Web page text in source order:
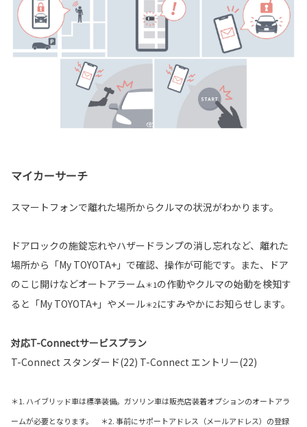
マイカーサーチ
スマートフォンで離れた場所からクルマの状況がわかります。
ドアロックの施錠忘れやハザードランプの消し忘れなど、離れた
場所から「My TOYOTA+」で確認、操作が可能です。また、ドア
のこじ開けなどオートアラーム＊1の作動やクルマの始動を検知す
ると「My TOYOTA+」やメール＊2にすみやかにお知らせします。
対応T-Connectサービスプラン
T-Connect スタンダード(22) T-Connect エントリー(22)
＊1. ハイブリッド車は標準装備。ガソリン車は販売店装着オプションのオートアラ
ームが必要となります。 ＊2. 事前にサポートアドレス（メールアドレス）の登録